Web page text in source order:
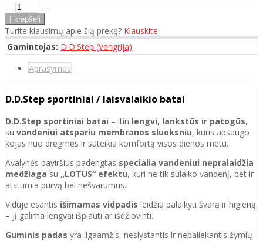
Turite klausimų apie šią prekę? Klauskite
Gamintojas: D.D.Step (Vengrija)
Aprašymas
D.D.Step sportiniai / laisvalaikio batai
D.D.Step sportiniai batai – itin lengvi, lankstūs ir patogūs,
su vandeniui atspariu membranos sluoksniu, kuris apsaugo
kojas nuo drėgmės ir suteikia komfortą visos dienos metu.
Avalynės paviršius padengtas specialia vandeniui nepralaidžia
medžiaga su „LOTUS“ efektu, kuri ne tik sulaiko vandenį, bet ir
atstumia purvą bei nešvarumus.
Viduje esantis išimamas vidpadis leidžia palaikyti švarą ir higieną
– jį galima lengvai išplauti ar išdžiovinti.
Guminis padas yra ilgaamžis, neslystantis ir nepaliekantis žymių